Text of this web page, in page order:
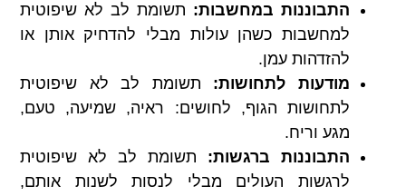
התבוננות במחשבות: תשומת לב לא שיפוטית
למחשבות כשהן עולות מבלי להדחיק אותן או
להזדהות עמן.
מודעות לתחושות: תשומת לב לא שיפוטית
לתחושות הגוף, לחושים: ראיה, שמיעה, טעם,
מגע וריח.
התבוננות ברגשות: תשומת לב לא שיפוטית
לרגשות העולים מבלי לנסות לשנות אותם,